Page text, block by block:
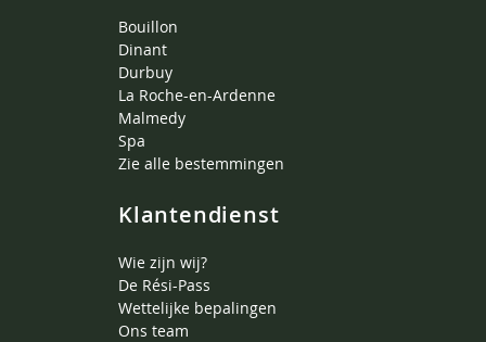
Bouillon
Dinant
Durbuy
La Roche-en-Ardenne
Malmedy
Spa
Zie alle bestemmingen
Klantendienst
Wie zijn wij?
De Rési-Pass
Wettelijke bepalingen
Ons team